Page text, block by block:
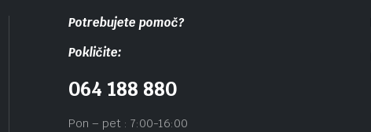
Potrebujete pomoč?
Pokličite:
064 188 880
Pon – pet : 7:00-16:00